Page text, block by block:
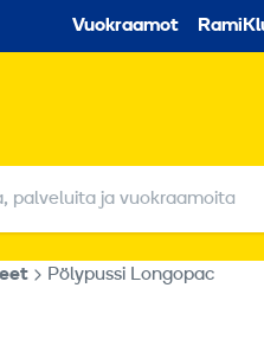
Vuokraamot
palveluita ja vuokraamoita
palveluita ja vuokraamoita
Pölypussi Longopac